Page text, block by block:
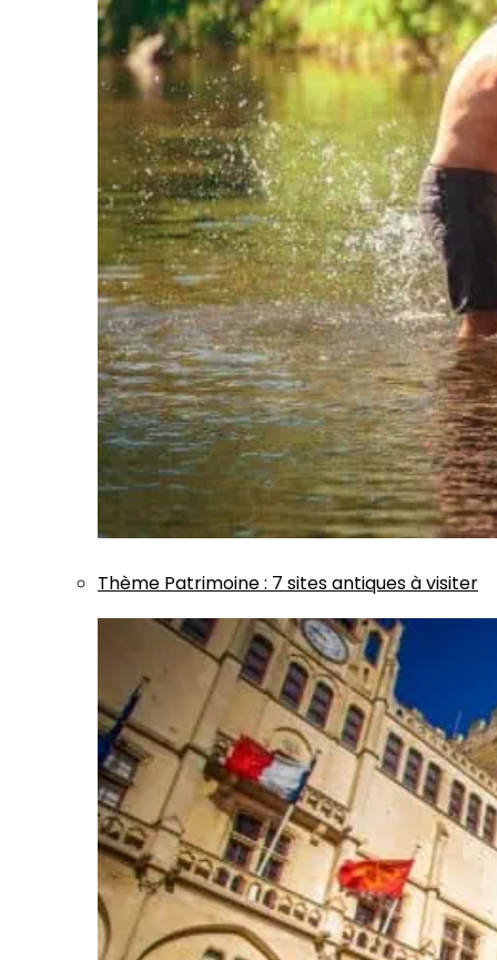
Thème Patrimoine: 7 sites antiques à visiter